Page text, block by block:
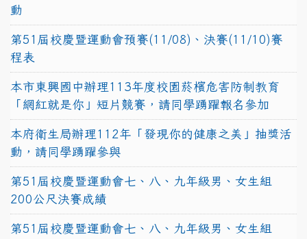
動
第51屆校慶暨運動會預賽(11/08)、決賽(11/10)賽
程表
本市東興國中辦理113年度校園菸檳危害防制教育
「網紅就是你」短片競賽，請同學踴躍報名參加
本府衛生局辦理112年「發現你的健康之美」抽獎活
動，請同學踴躍參與
第51屆校慶暨運動會七、八、九年級男、女生組
200公尺決賽成績
第51屆校慶暨運動會七、八、九年級男、女生組